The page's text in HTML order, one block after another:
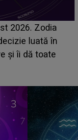
până
din Casa Iubirii
despre mama
pentru